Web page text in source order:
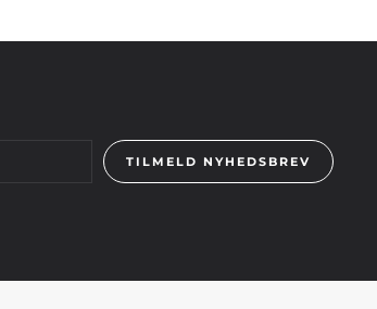
TILMELD NYHEDSBREV